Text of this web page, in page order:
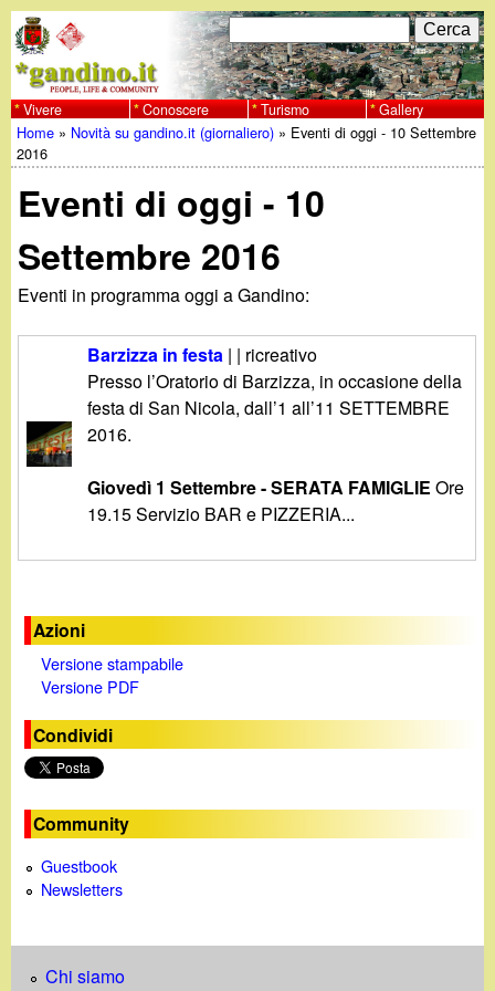
al
contenuto
principale
w
w
w
.
g
n
i
n
o
F
o
r
m
d
i
r
i
c
r
c
a
C
e
r
c
a
Vivere Conoscere Turismo Gallery
Tu
sei
qui
Home » Novità su gandino.it (giornaliero) » Eventi di oggi - 10 Settembre
2016
Eventi di oggi - 10
Settembre 2016
Eventi in programma oggi a Gandino:
Barzizza in festa | | ricreativo
Presso l’Oratorio di Barzizza, in occasione della
festa di San Nicola, dall’1 all’11 SETTEMBRE
2016.
Giovedì 1 Settembre - SERATA FAMIGLIEOre
19.15 Servizio BAR e PIZZERIA...
Azioni
Versione stampabile
Versione PDF
Condividi
Community
Guestbook
Newsletters
Chi siamo